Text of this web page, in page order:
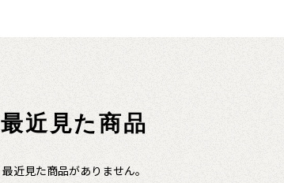
最近見た商品
最近見た商品がありません。